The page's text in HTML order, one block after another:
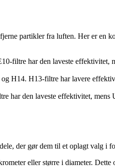
partikler fra luften. Her er en
filtre har den laveste effektivitet,
H14. H13-filtre har lavere
har den laveste effektivitet, mens
der gør dem til et oplagt valg i
eller større i diameter. Dette